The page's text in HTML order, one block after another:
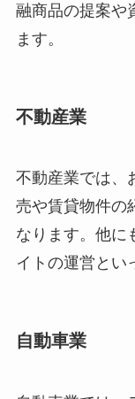
融商品の提案や
ます。
不動産業
不動産業では、
売や賃貸物件の
なります。他に
イトの運営とい
自動車業